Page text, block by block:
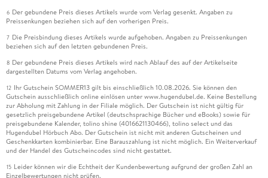
6 Der gebundene Preis dieses Artikels wurde vom Verlag gesenkt. Angaben zu
Preissenkungen beziehen sich auf den vorherigen Preis.
7 Die Preisbindung dieses Artikels wurde aufgehoben. Angaben zu Preissenkungen
beziehen sich auf den letzten gebundenen Preis.
8 Der gebundene Preis dieses Artikels wird nach Ablauf des auf der Artikelseite
dargestellten Datums vom Verlag angehoben.
12 Ihr Gutschein SOMMER13 gilt bis einschließlich 10.08.2026. Sie können den
Gutschein ausschließlich online einlösen unter www.hugendubel.de. Keine Bestellung
zur Abholung mit Zahlung in der Filiale möglich. Der Gutschein ist nicht gültig für
gesetzlich preisgebundene Artikel (deutschsprachige Bücher und eBooks) sowie für
preisgebundene Kalender, tolino shine (4016621130466), tolino select und das
Hugendubel Hörbuch Abo. Der Gutschein ist nicht mit anderen Gutscheinen und
Geschenkkarten kombinierbar. Eine Barauszahlung ist nicht möglich. Ein Weiterverkauf
und der Handel des Gutscheincodes sind nicht gestattet.
15 Leider können wir die Echtheit der Kundenbewertung aufgrund der großen Zahl an
Einzelbewertungen nicht prüfen.